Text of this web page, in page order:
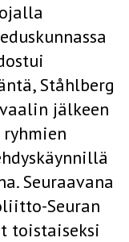
Ståhlberg
jälkeen
Seuraavana
Seuran
toistaiseksi